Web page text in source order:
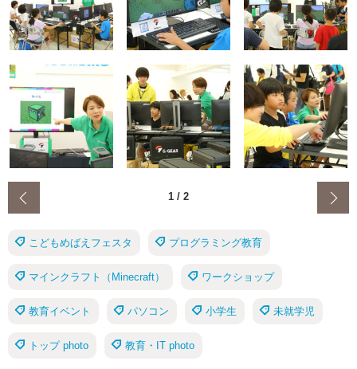
1 / 2
こどもめばえフェスタ プログラミング教育
マインクラフト（Minecraft） ワークショップ
教育イベント パソコン 小学生 未就学児
トップ photo 教育・IT photo